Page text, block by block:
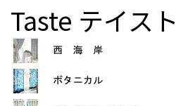
Taste テイスト